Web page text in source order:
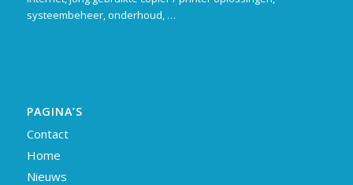
systeembeheer, onderhoud, …
PAGINA’S
Contact
Home
Nieuws